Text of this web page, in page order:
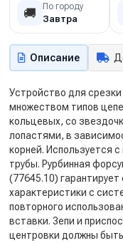
🚚 По городу
Завтра
Описание
Устройство для
множеством типов
кольцевых, со
лопастями, в
корней. Используется
трубы. Pурбинная
(77645.10)
характеристики с
повторного
вставки. 3епи и
центровки должны